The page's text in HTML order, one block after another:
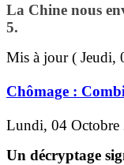
La Chine nous
5.
Mis à jour ( Jeudi,
Chômage :
Lundi, 04 Octobre
Un décryptage